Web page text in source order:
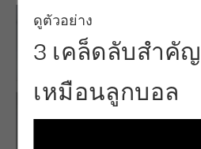
ดูตัวอย่าง
3 เคล็ดลับสำคั
เหมือนลูกบอล